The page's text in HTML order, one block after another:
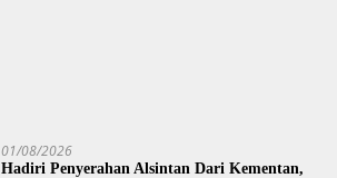
01/08/2026
Hadiri Penyerahan Alsintan Dari Kementan,